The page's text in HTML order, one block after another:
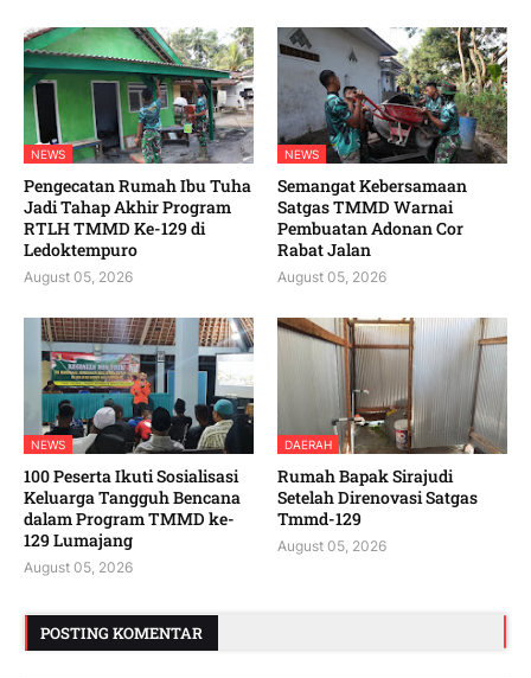
NEWS
Pengecatan Rumah Ibu Tuha
Jadi Tahap Akhir Program
RTLH TMMD Ke-129 di
Ledoktempuro
August 05, 2026
NEWS
Semangat Kebersamaan
Satgas TMMD Warnai
Pembuatan Adonan Cor
Rabat Jalan
August 05, 2026
NEWS
100 Peserta Ikuti Sosialisasi
Keluarga Tangguh Bencana
dalam Program TMMD ke-
129 Lumajang
August 05, 2026
DAERAH
Rumah Bapak Sirajudi
Setelah Direnovasi Satgas
Tmmd-129
August 05, 2026
POSTING KOMENTAR